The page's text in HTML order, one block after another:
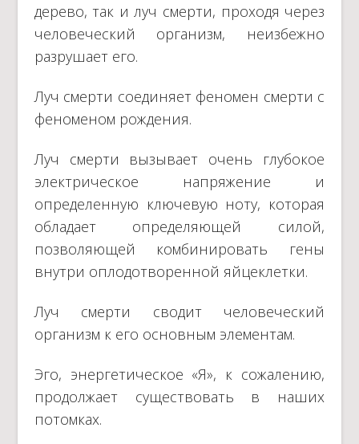
дерево, так и луч смерти, проходя через
человеческий организм, неизбежно
разрушает его.
Луч смерти соединяет феномен смерти с
феноменом рождения.
Луч смерти вызывает очень глубокое
электрическое напряжение и
определенную ключевую ноту, которая
обладает определяющей силой,
позволяющей комбинировать гены
внутри оплодотворенной яйцеклетки.
Луч смерти сводит человеческий
организм к его основным элементам.
Эго, энергетическое «Я», к сожалению,
продолжает существовать в наших
потомках.